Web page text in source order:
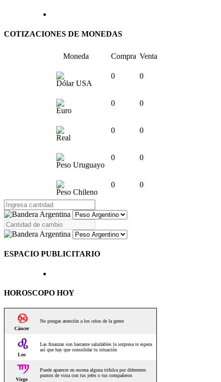
COTIZACIONES DE MONEDAS
Moneda Compra Venta
Dólar USA
0 0
Euro
0 0
Real
0 0
Peso Uruguayo
0 0
Peso Chileno
0 0
ESPACIO PUBLICITARIO
HOROSCOPO HOY